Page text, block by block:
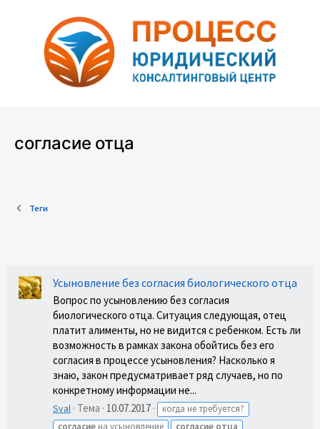
согласие отца
Теги
Усыновление без согласия биологического отца
Вопрос по усыновлению без согласия
биологического отца. Ситуация следующая, отец
платит алименты, но не видится с ребенком. Есть ли
возможность в рамках закона обойтись без его
согласия в процессе усыновления? Насколько я
знаю, закон предусматривает ряд случаев, но по
конкретному информации не...
Sval Тема 10.07.2017
когда не требуется?
согласие на усыновление согласие отца